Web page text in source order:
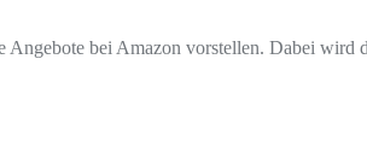
bei Amazon vorstellen. Dabei wird